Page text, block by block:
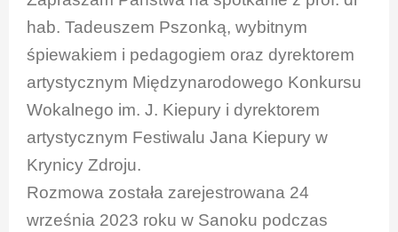
hab. Tadeuszem Pszonką, wybitnym
śpiewakiem i pedagogiem oraz dyrektorem
artystycznym Międzynarodowego Konkursu
Wokalnego im. J. Kiepury i dyrektorem
artystycznym Festiwalu Jana Kiepury w
Krynicy Zdroju.
Rozmowa została zarejestrowana 24
września 2023 roku w Sanoku podczas